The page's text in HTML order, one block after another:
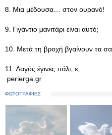
8. Μια μέδουσα… στον ουρανό!
9. Γιγάντιο μανιτάρι είναι αυτό;
10. Μετά τη βροχή βγαίνουν τα
11. Λαγός έγινες πάλι, ε;
perierga.gr
ΦΩΤΟΓΡΑΦΙΕΣ